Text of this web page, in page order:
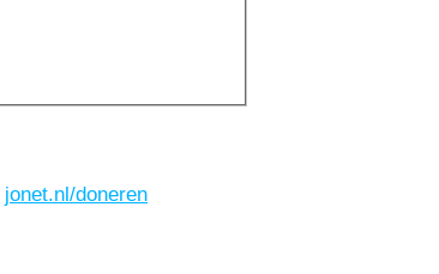
jonet.nl/doneren